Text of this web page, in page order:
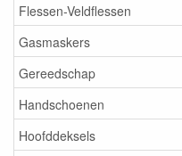
Flessen-Veldflessen
Gasmaskers
Gereedschap
Handschoenen
Hoofddeksels